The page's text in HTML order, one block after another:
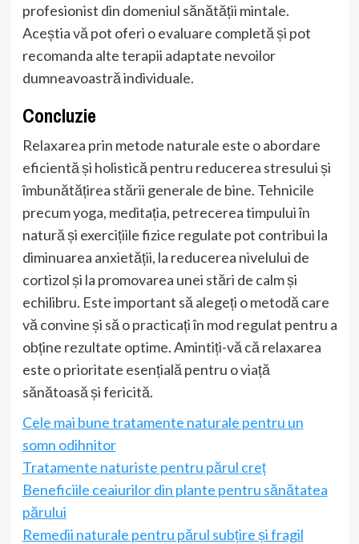
profesionist din domeniul sănătății mintale.
Aceștia vă pot oferi o evaluare completă și pot
recomanda alte terapii adaptate nevoilor
dumneavoastră individuale.
Concluzie
Relaxarea prin metode naturale este o abordare
eficientă și holistică pentru reducerea stresului și
îmbunătățirea stării generale de bine. Tehnicile
precum yoga, meditația, petrecerea timpului în
natură și exercițiile fizice regulate pot contribui la
diminuarea anxietății, la reducerea nivelului de
cortizol și la promovarea unei stări de calm și
echilibru. Este important să alegeți o metodă care
vă convine și să o practicați în mod regulat pentru a
obține rezultate optime. Amintiți-vă că relaxarea
este o prioritate esențială pentru o viață
sănătoasă și fericită.
Cele mai bune tratamente naturale pentru un
somn odihnitor
Tratamente naturiste pentru părul creț
Beneficiile ceaiurilor din plante pentru sănătatea
părului
Remedii naturale pentru părul subțire și fragil